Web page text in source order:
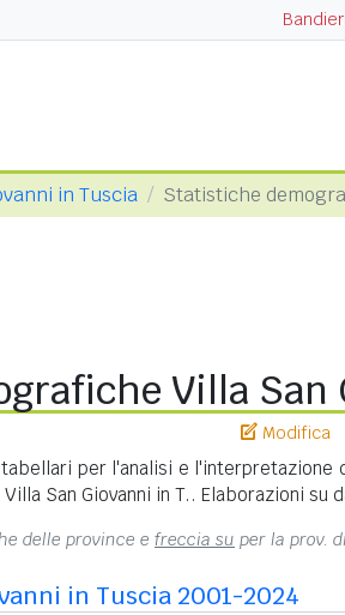
in Tuscia Statistiche
Villa San
Modifica
per l'analisi e l'interpretazione
San Giovanni in T.. Elaborazioni su
delle province e freccia su per la prov.
in Tuscia 2001-2024